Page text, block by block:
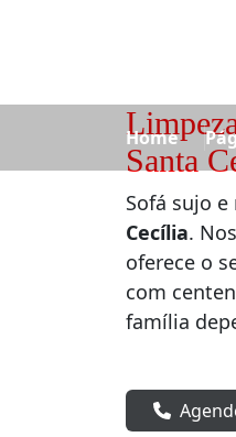
Home
Santa
Sofá sujo
Cecília.
oferece o
com
família